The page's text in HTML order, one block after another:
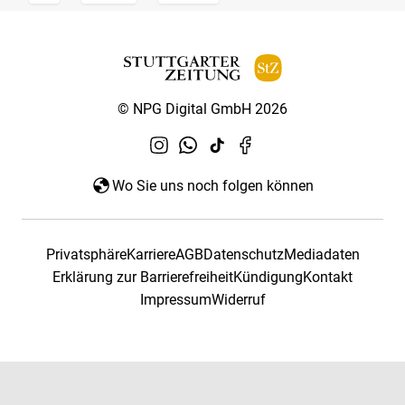
© NPG Digital GmbH 2026
Wo Sie uns noch folgen können
PrivatsphäreKarriereAGBDatenschutzMediadaten
Erklärung zur BarrierefreiheitKündigungKontakt
ImpressumWiderruf